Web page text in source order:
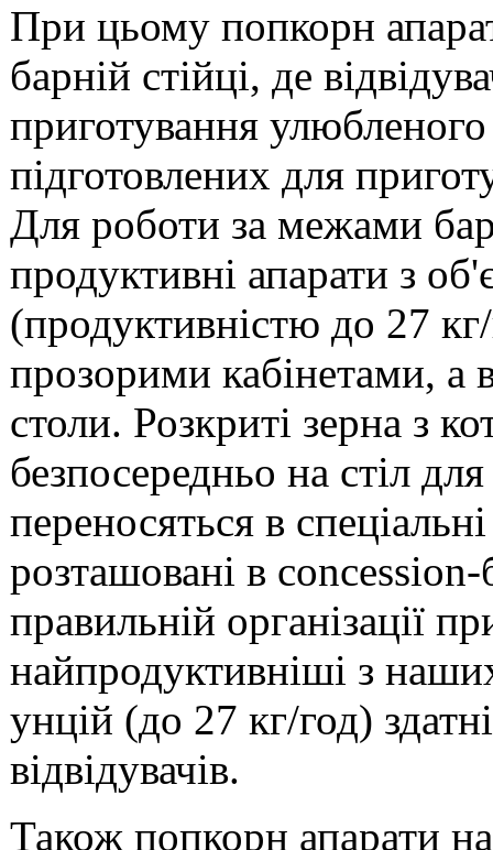
При цьому попкорн
барній стійці, де
приготування улюбленого
підготовлених для
Для роботи за межами
продуктивні апарати з
(продуктивністю до 27
прозорими кабінетами, а
столи. Розкриті зерна з
безпосередньо на стіл
переносяться в
розташовані в
правильній організації
найпродуктивніші з
унцій (до 27 кг/год)
відвідувачів.
Також попкорн апарати